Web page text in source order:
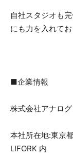
自社スタジオも
にも力を入れてお
■企業情報
株式会社アナログ
本社所在地:東京
LIFORK 内